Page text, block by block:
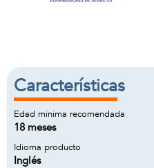
Características
Edad minima recomendada
18 meses
Idioma producto
Inglés